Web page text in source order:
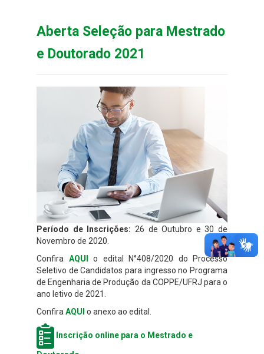
Aberta Seleção para Mestrado
e Doutorado 2021
Período de Inscrições: 26 de Outubro e 30 de
Novembro de 2020.
Confira AQUI
o edital N°408/2020 do Processo
Seletivo de Candidatos para ingresso no Programa
de Engenharia de Produção da COPPE/UFRJ para o
ano letivo de 2021.
Confira AQUI o anexo ao edital.
Inscrição online para o Mestrado e